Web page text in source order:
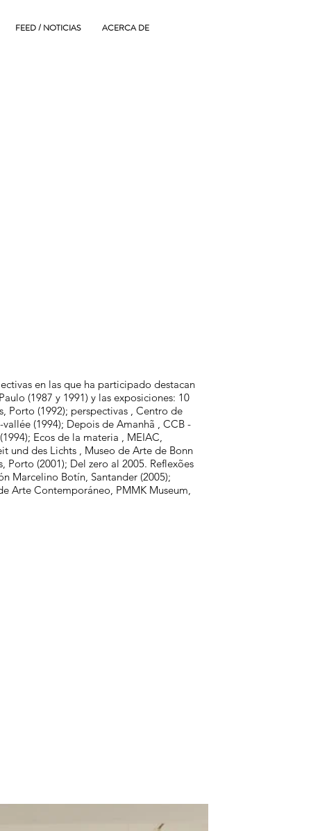
FEED / NOTICIAS ACERCA DE
en las que ha participado destacan
(1987 y 1991) y las exposiciones: 10
Porto (1992); perspectivas , Centro de
(1994); Depois de Amanhã , CCB -
Ecos de la materia , MEIAC,
und des Lichts , Museo de Arte de Bonn
Porto (2001); Del zero al 2005. Reflexões
Marcelino Botín, Santander (2005);
Arte Contemporáneo, PMMK Museum,